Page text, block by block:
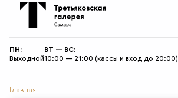
ПН:
Выходной
ВТ — ВС:
10:00 — 21:00 (кассы и вход до 20:00)
Главная